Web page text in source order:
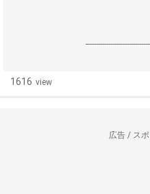
1616 view
広告 / ス